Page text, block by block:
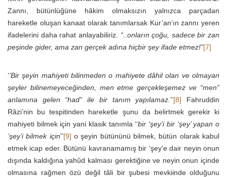
Zannı, bütünlüğüne hâkim olmaksızın yalnızca parçadan
hareketle oluşan kanaat olarak tanımlarsak Kur’an’ın zannı yeren
ifadelerini daha rahat anlayabiliriz. “.. onların çoğu, sadece bir zan
peşinde gider, ama zan gerçek adına hiçbir şey ifade etmez!”[7]
‘’Bir şeyin mahiyeti bilinmeden o mahiyete dâhil olan ve olmayan
şeyler bilinemeyeceğinden, men etme gerçekleşemez ve “men”
anlamına gelen “had” ile bir tanım yapılamaz. ’’[8] Fahruddin
Râzi’nin bu tespitinden hareketle şunu da belirtmek gerekir ki
mahiyeti bilmek için yani klasik tanımla ‘‘bir ‘şey’i bir ‘şey’ yapan o
‘şey’i bilmek için’’[9] o şeyin bütününü bilmek, bütün olarak kabul
etmek icap eder. Bütünü kavranamamış bir ‘şey’e dair neyin onun
dışında kaldığına yahûd kalması gerektiğine ve neyin onun içinde
olmasına rağmen özü değil tâli bir şubesi mevkiinde olduğunu